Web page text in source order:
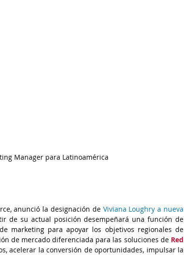
Manager para Latinoamérica
anunció la designación de Viviana Loughry a nueva
de su actual posición desempeñará una función de
marketing para apoyar los objetivos regionales de
de mercado diferenciada para las soluciones de Red
acelerar la conversión de oportunidades, impulsar la